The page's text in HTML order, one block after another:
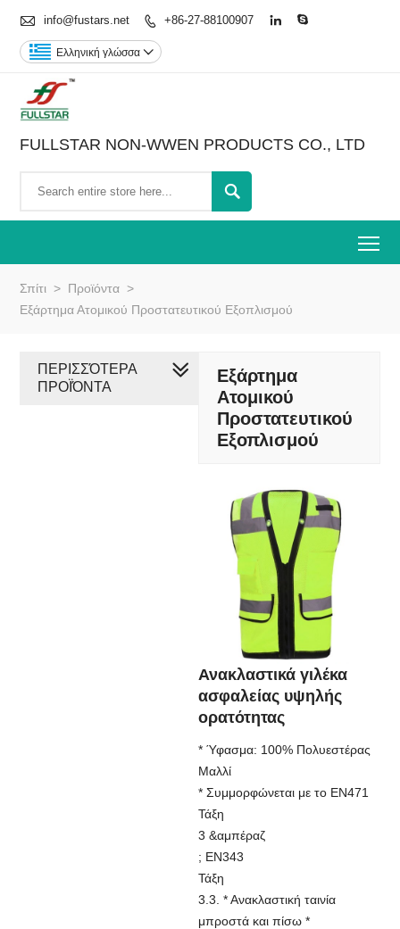
 info@fustars.net  +86-27-88100907  
Ελληνική γλώσσα 
FULLSTAR NON-WWEN PRODUCTS CO., LTD

Σπίτι > Προϊόντα >
Εξάρτημα Ατομικού Προστατευτικού Εξοπλισμού
Εξάρτημα
Ατομικού
Προστατευτικού
Εξοπλισμού
Ανακλαστικά γιλέκα
ασφαλείας υψηλής
ορατότητας
* Ύφασμα: 100% Πολυεστέρας
Μαλλί
* Συμμορφώνεται με το EN471
Τάξη
3 &αμπέραζ
; EN343
Τάξη
3.3. * Ανακλαστική ταινία
μπροστά και πίσω *
ΠΕΡΙΣΣΌΤΕΡΑ
ΠΡΟΪΌΝΤΑ